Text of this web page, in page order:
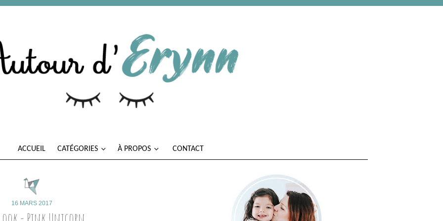
ACCUEIL CATÉGORIES À PROPOS CONTACT
16 MARS 2017